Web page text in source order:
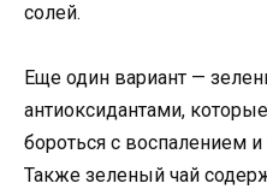
солей.
Еще один вариант —
антиоксидантами,
бороться с воспалением
Также зеленый чай